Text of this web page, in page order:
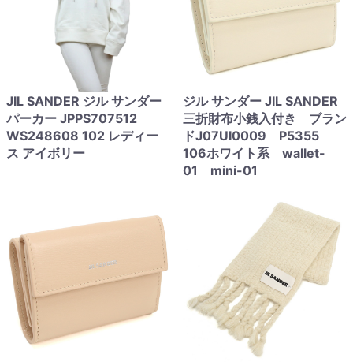
JIL SANDER ジル サンダー
パーカー JPPS707512
WS248608 102 レディー
ス アイボリー
ジル サンダー JIL SANDER
三折財布小銭入付き ブラン
ドJ07UI0009 P5355
106ホワイト系 wallet-
01 mini-01